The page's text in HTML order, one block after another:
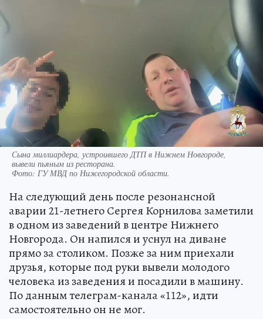
Сына миллиардера, устроившего ДТП в Нижнем Новгороде,
вывели пьяным из ресторана.
Фото: ГУ МВД по Нижегородской области.
На следующий день после резонансной
аварии 21-летнего Сергея Корнилова заметили
в одном из заведений в центре Нижнего
Новгорода. Он напился и уснул на диване
прямо за столиком. Позже за ним приехали
друзья, которые под руки вывели молодого
человека из заведения и посадили в машину.
По данным телеграм-канала «112», идти
самостоятельно он не мог.